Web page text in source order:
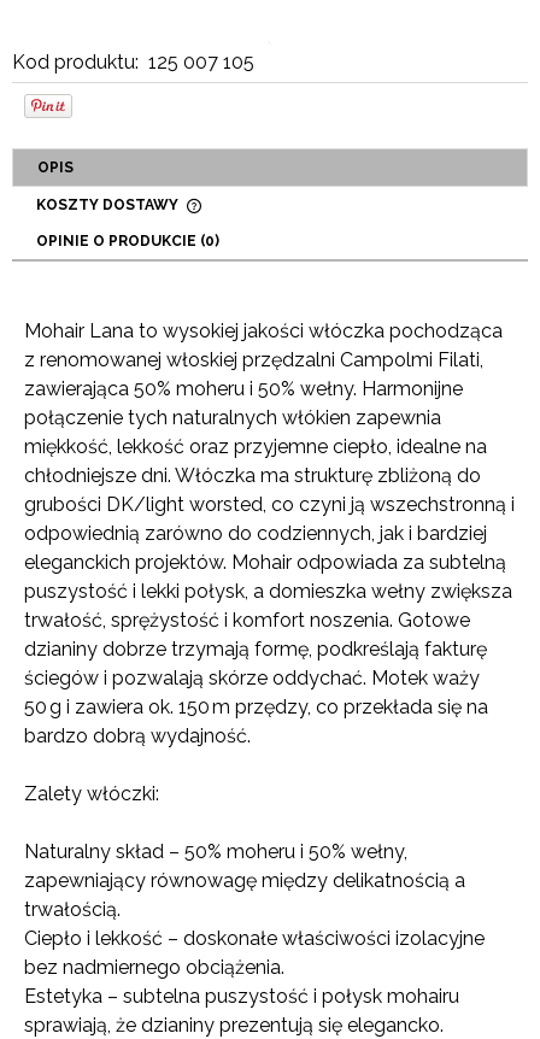
Kod produktu: 125 007 105
OPIS
KOSZTY DOSTAWY
PŁATNOŚCI
OPINIE O PRODUKCIE (0)
Mohair Lana to wysokiej jakości włóczka pochodząca
z renomowanej włoskiej przędzalni Campolmi Filati,
zawierająca 50% moheru i 50% wełny. Harmonijne
połączenie tych naturalnych włókien zapewnia
miękkość, lekkość oraz przyjemne ciepło, idealne na
chłodniejsze dni. Włóczka ma strukturę zbliżoną do
grubości DK/light worsted, co czyni ją wszechstronną i
odpowiednią zarówno do codziennych, jak i bardziej
eleganckich projektów. Mohair odpowiada za subtelną
puszystość i lekki połysk, a domieszka wełny zwiększa
trwałość, sprężystość i komfort noszenia. Gotowe
dzianiny dobrze trzymają formę, podkreślają fakturę
ściegów i pozwalają skórze oddychać. Motek waży
50 g i zawiera ok. 150 m przędzy, co przekłada się na
bardzo dobrą wydajność.
Zalety włóczki:
Naturalny skład – 50% moheru i 50% wełny,
zapewniający równowagę między delikatnością a
trwałością.
Ciepło i lekkość – doskonałe właściwości izolacyjne
bez nadmiernego obciążenia.
Estetyka – subtelna puszystość i połysk mohairu
sprawiają, że dzianiny prezentują się elegancko.